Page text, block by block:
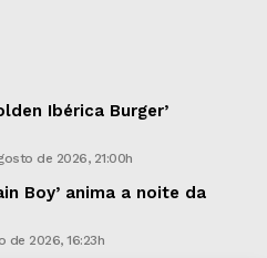
Ibérica Burger’
de 2026, 21:00h
Boy’ anima a noite da
de 2026, 16:23h